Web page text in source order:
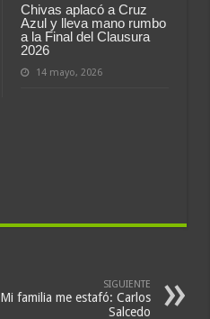
Chivas aplacó a Cruz
Azul y lleva mano rumbo
a la Final del Clausura
2026
14 mayo, 2026
SIGUIENTE
Mi familia me estafó: Carlos
Salcedo